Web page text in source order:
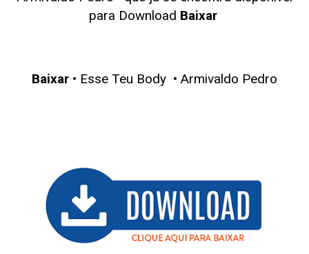
para Download Baixar
Baixar • Esse Teu Body • Armivaldo Pedro